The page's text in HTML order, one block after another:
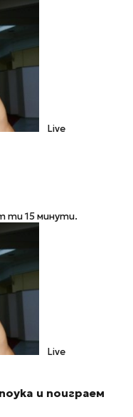
Live
ти 15 минути.
Live
и поиграем